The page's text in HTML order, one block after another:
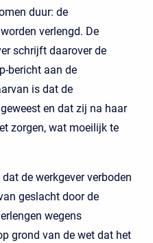
duur: de
verlengd. De
schrijft daarover de
bericht aan de
is dat de
en dat zij na haar
zorgen, wat moeilijk te
de werkgever verboden
geslacht door de
wegens
grond van de wet dat het